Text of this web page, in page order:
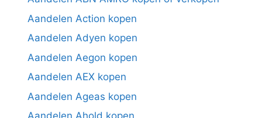
Aandelen Action kopen
Aandelen Adyen kopen
Aandelen Aegon kopen
Aandelen AEX kopen
Aandelen Ageas kopen